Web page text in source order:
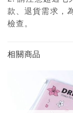
款、退貨需求，
檢查。
相關商品